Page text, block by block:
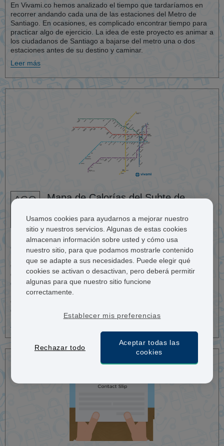
En Vivami.co hemos analizado el tiempo que tardaríamos en
recorrer andando cada una de las estaciones del Metro de
Santiago. En ocasiones, es complicado encontrar tiempo para
practicar algo de ejercicio. La idea de este proyecto es animar a
los ciudadanos de Santiago a bajarse del metro una o dos
estaciones antes de su destino y caminar.
Leer más
AGO
12
Mapa de Calorías del Subte de
El Equipo de Vivami.co
En Vivami.co hemos realizado un estudio sobre el tiempo
caminando entre cada estación del Subte de Buenos Aires y
hemos estimado las calorías que se quemarían. Lo que
queremos sugerir con este estudio es el beneficio para la salud
que puede tener bajarse una o dos paradas antes de nuestro
destino y caminar por unos minutos todos los días.
Especialmente, para aquellos que no tienen tiempo para hacer
ejercicio, esta es una manera simple de mantenerse en forma y
quemar unas calorías extras.
Usamos cookies para ayudarnos a mejorar nuestro
sitio y nuestros servicios. Algunas de estas cookies
almacenan información sobre usted y cómo usa
nuestro sitio, para que podamos mostrarle contenido
que se adapte a sus necesidades. Puede elegir qué
cookies se activan o desactivan, pero deberá permitir
algunas para que nuestro sitio funcione
correctamente.
Rechazar todo
Aceptar todas las
cookies
Establecer mis preferencias